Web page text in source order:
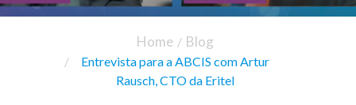
Home Blog
Entrevista para a ABCIS com Artur
Rausch, CTO da Eritel